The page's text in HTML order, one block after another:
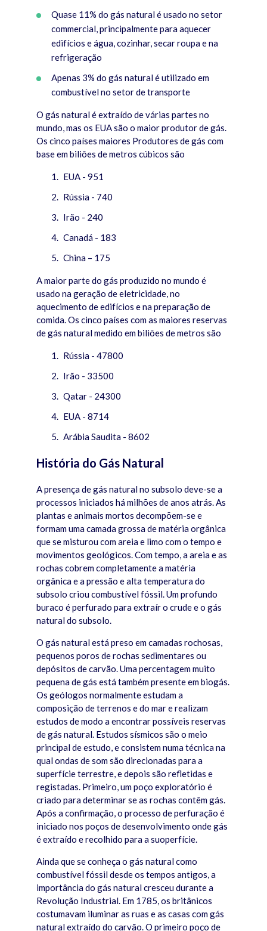
Quase 11% do gás natural é usado no setor
commercial, principalmente para aquecer
edifícios e água, cozinhar, secar roupa e na
refrigeração
Apenas 3% do gás natural é utilizado em
combustível no setor de transporte
O gás natural é extraído de várias partes no
mundo, mas os EUA são o maior produtor de gás.
Os cinco países maiores Produtores de gás com
base em biliões de metros cúbicos são
EUA - 951
Rússia - 740
Irão - 240
Canadá - 183
China – 175
A maior parte do gás produzido no mundo é
usado na geração de eletricidade, no
aquecimento de edifícios e na preparação de
comida. Os cinco países com as maiores reservas
de gás natural medido em biliões de metros são
Rússia - 47800
Irão - 33500
Qatar - 24300
EUA - 8714
Arábia Saudita - 8602
História do Gás Natural
A presença de gás natural no subsolo deve-se a
processos iniciados há milhões de anos atrás. As
plantas e animais mortos decompõem-se e
formam uma camada grossa de matéria orgânica
que se misturou com areia e limo com o tempo e
movimentos geológicos. Com tempo, a areia e as
rochas cobrem completamente a matéria
orgânica e a pressão e alta temperatura do
subsolo criou combustível fóssil. Um profundo
buraco é perfurado para extraír o crude e o gás
natural do subsolo.
O gás natural está preso em camadas rochosas,
pequenos poros de rochas sedimentares ou
depósitos de carvão. Uma percentagem muito
pequena de gás está também presente em biogás.
Os geólogos normalmente estudam a
composição de terrenos e do mar e realizam
estudos de modo a encontrar possíveis reservas
de gás natural. Estudos sísmicos são o meio
principal de estudo, e consistem numa técnica na
qual ondas de som são direcionadas para a
superfície terrestre, e depois são refletidas e
registadas. Primeiro, um poço exploratório é
criado para determinar se as rochas contêm gás.
Após a confirmação, o processo de perfuração é
iniciado nos poços de desenvolvimento onde gás
é extraído e recolhido para a suoperfície.
Ainda que se conheça o gás natural como
combustível fóssil desde os tempos antigos, a
importância do gás natural cresceu durante a
Revolução Industrial. Em 1785, os britânicos
costumavam iluminar as ruas e as casas com gás
natural extraído do carvão. O primeiro poço de